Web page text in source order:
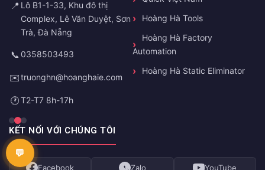
📍 Lô B1-1-33, Khu đô thị
Complex, Lê Văn Duyệt, Sơn
Trà, Đà Nẵng
📞 0358503493
✉️truonghn@hoanghaie.com
🕐T2-T7 8h-17h
Hoàng Hà Tools
Hoàng Hà Factory
Automation
Hoàng Hà Static Eliminator
KẾT NỐI VỚI CHÚNG TÔI
Facebook Zalo YouTube